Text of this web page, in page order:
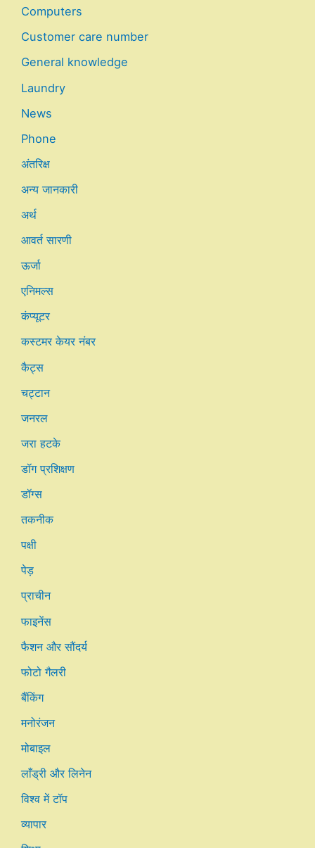
Computers
Customer care number
General knowledge
Laundry
News
Phone
अंतरिक्ष
अन्य जानकारी
अर्थ
आवर्त सारणी
ऊर्जा
एनिमल्स
कंप्यूटर
कस्टमर केयर नंबर
कैट्स
चट्टान
जनरल
जरा हटके
डॉग प्रशिक्षण
डॉग्स
तकनीक
पक्षी
पेड़
प्राचीन
फाइनेंस
फैशन और सौंदर्य
फोटो गैलरी
बैंकिंग
मनोरंजन
मोबाइल
लाँड्री और लिनेन
विश्व में टॉप
व्यापार